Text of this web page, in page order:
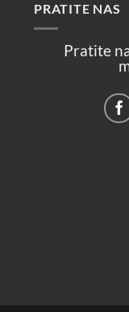
PRATITE NAS
Pratite